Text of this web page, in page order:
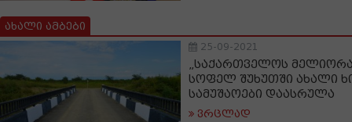
ახალი ამბები
25-09-2021
„საქართველოს
სოფელ შუხუთში ახალი
სამუშაოები დაასრულა
ვრცლად